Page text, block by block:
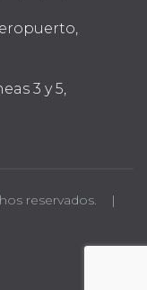
3 y 5,
reservados. |